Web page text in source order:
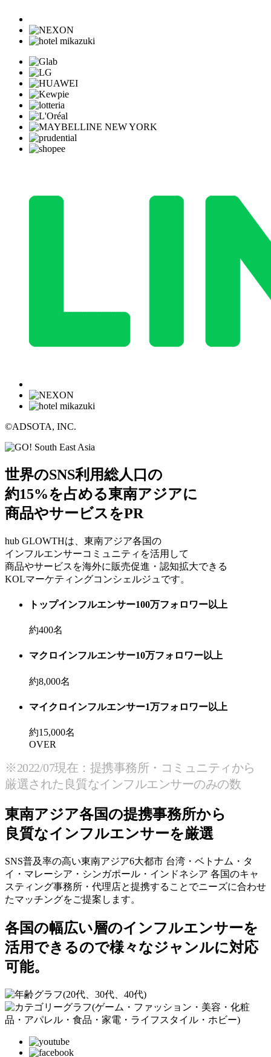
©ADSOTA, INC.
世界のSNS利用総人口の
約15%を占める東南アジアに
商品やサービスをPR
hub GLOWTHは、東南アジア各国の
インフルエンサーコミュニティを活用して
商品やサービスを海外に販売促進・認知拡大できる
KOLマーケティングコンシェルジュです。
トップインフルエンサー100万フォロワー以上
約400名
マクロインフルエンサー10万フォロワー以上
約8,000名
マイクロインフルエンサー1万フォロワー以上
約15,000名
OVER
※2022/07現在：提携事務所・コミュニティから
厳選された良質なインフルエンサーのみの数
東南アジア各国の提携事務所から
良質なインフルエンサーを厳選
SNS普及率の高い東南アジア6大都市 台湾・ベトナム・タ
イ・マレーシア・シンガポール・インドネシア 各国のキャ
スティング事務所・代理店と提携することでニーズに合わせ
たマッチングをご提案します。
各国の幅広い層のインフルエンサーを
活用できるので様々なジャンルに対応
可能。